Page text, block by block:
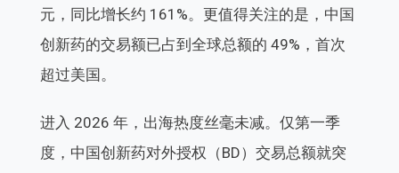
元，同比增长约 161%。更值得关注的是，中国
创新药的交易额已占到全球总额的 49%，首次
超过美国。
进入 2026 年，出海热度丝毫未减。仅第一季
度，中国创新药对外授权（BD）交易总额就突